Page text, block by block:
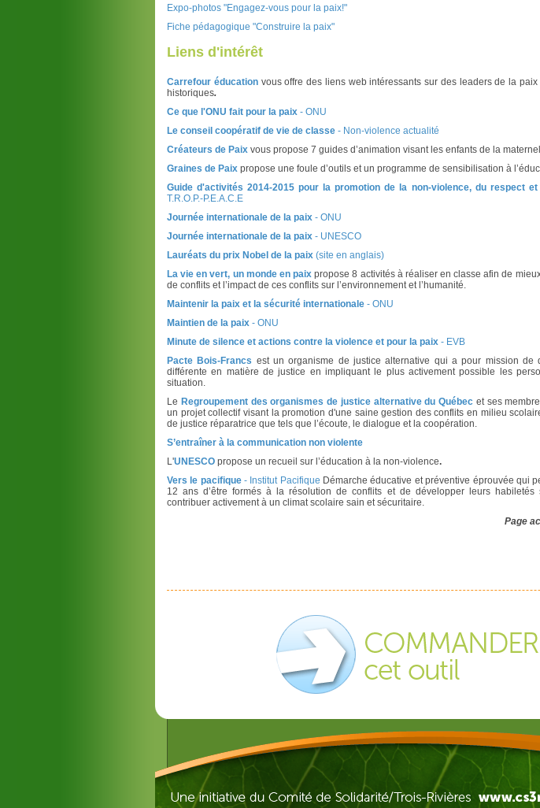
Expo-photos "Engagez-vous pour la paix!"
Fiche pédagogique "Construire la paix"
Liens d'intérêt
Carrefour éducation vous offre des liens web intéressants sur des leaders de la
historiques.
Ce que l'ONU fait pour la paix - ONU
Le conseil coopératif de vie de classe - Non-violence actualité
Créateurs de Paix vous propose 7 guides d’animation visant les enfants de la
Graines de Paix propose une foule d’outils et un programme de sensibilisation à
Guide d'activités 2014-2015 pour la promotion de la non-violence, du respect
T.R.O.P.-P.E.A.C.E
Journée internationale de la paix - ONU
Journée internationale de la paix - UNESCO
Lauréats du prix Nobel de la paix (site en anglais)
La vie en vert, un monde en paixpropose 8 activités à réaliser en classe afin de
de conflits et l’impact de ces conflits sur l’environnement et l’humanité.
Maintenir la paix et la sécurité internationale - ONU
Maintien de la paix - ONU
Minute de silence et actions contre la violence et pour la paix - EVB
Pacte Bois-Francs est un organisme de justice alternative qui a pour mission de
différente en matière de justice en impliquant le plus activement possible les
situation.
Le Regroupement des organismes de justice alternative du Québec et ses
un projet collectif visant la promotion d'une saine gestion des conflits en milieu
de justice réparatrice que tels que l’écoute, le dialogue et la coopération.
S’entraîner à la communication non violente
L'UNESCO propose un recueil sur l’éducation à la non-violence.
Vers le pacifique- Institut Pacifique Démarche éducative et préventive éprouvée qui
12 ans d’être formés à la résolution de conflits et de développer leurs
contribuer activement à un climat scolaire sain et sécuritaire.
Page